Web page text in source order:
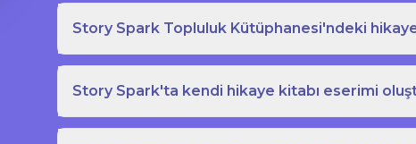
Story Spark Topluluk Kütüphanesi'ndeki
Story Spark'ta kendi hikaye kitabı eserimi